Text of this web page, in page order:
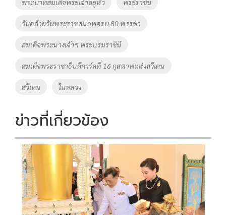
พระบาทสมเด็จพระเจ้าอยู่หัว พระราชินี
วันคล้ายวันพระราชสมภพครบ 80 พรรษา
สมเด็จพระนางเจ้าฯ พระบรมราชินี
สมเด็จพระราชาธิบดีคาร์ลที่ 16 กุสตาฟแห่งสวีเดน
สวีเดน ในหลวง
ข่าวที่เกี่ยวข้อง